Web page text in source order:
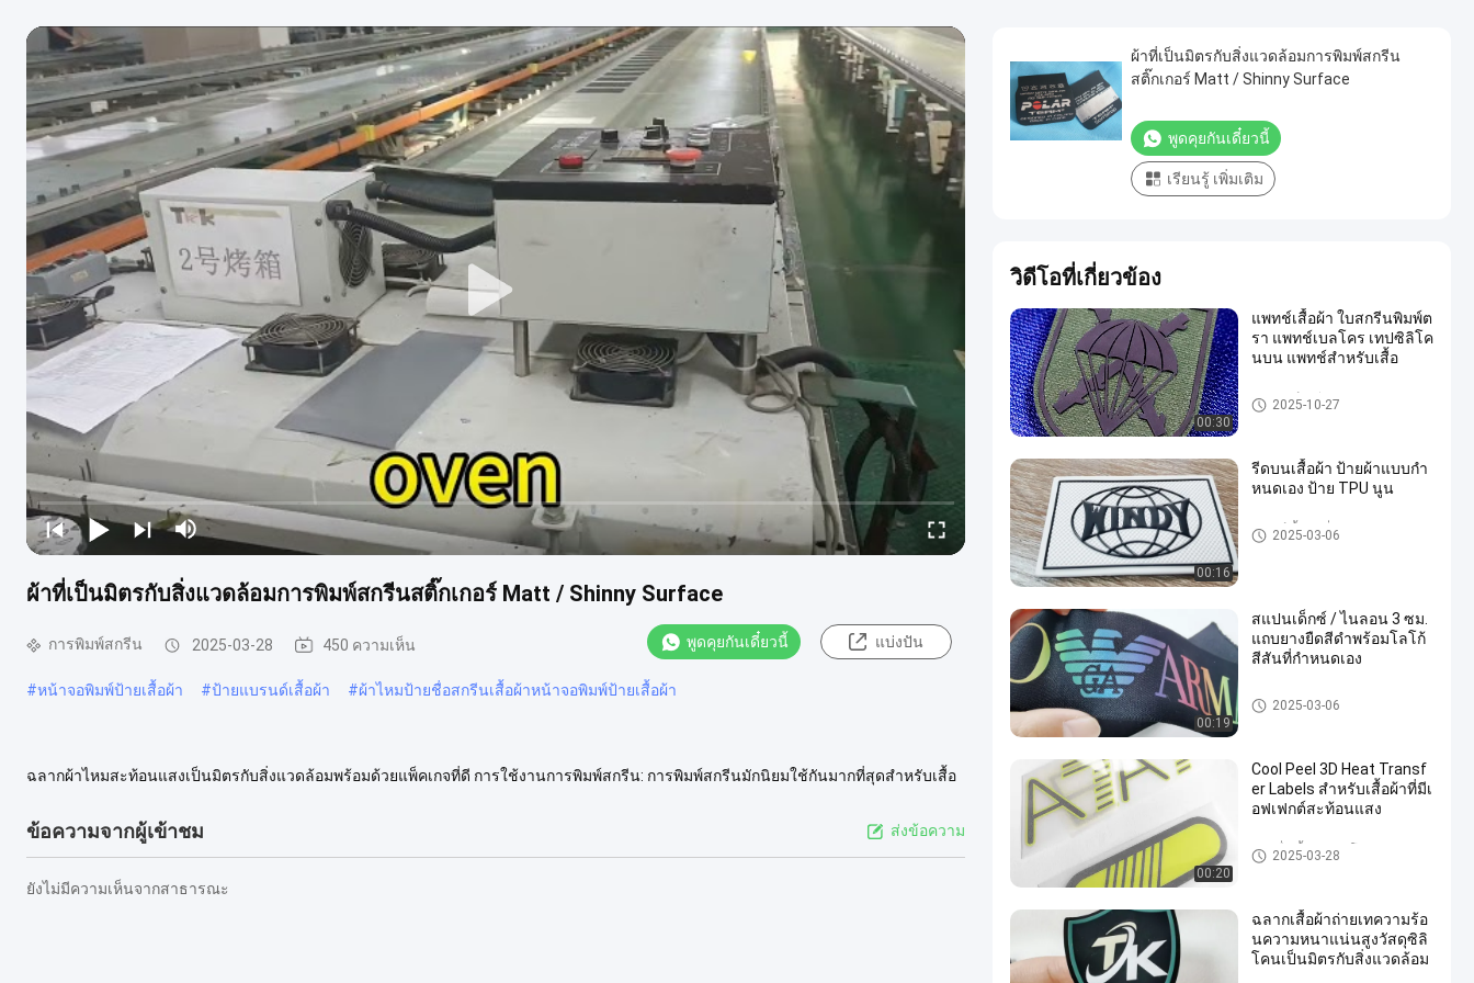
ผ้าที่เป็นมิตรกับสิ่งแวดล้อมการพิมพ์สกรีนสติ๊กเกอร์ Matt / Shinny Surface
การพิมพ์สกรีน 2025-03-28 450 ความเห็น พูดคุยกันเดี๋ยวนี้ แบ่งปัน
#หน้าจอพิมพ์ป้ายเสื้อผ้า #ป้ายแบรนด์เสื้อผ้า #ผ้าไหมป้ายชื่อสกรีนเสื้อผ้าหน้าจอพิมพ์ป้ายเสื้อผ้า
ฉลากผ้าไหมสะท้อนแสงเป็นมิตรกับสิ่งแวดล้อมพร้อมด้วยแพ็คเกจที่ดี การใช้งานการพิมพ์สกรีน: การพิมพ์สกรีนมักนิยมใช้กันมากที่สุดสำหรับเสื้อ
ข้อความจากผู้เข้าชม ส่งข้อความ
ยังไม่มีความเห็นจากสาธารณะ
ผ้าที่เป็นมิตรกับสิ่งแวดล้อมการพิมพ์สกรีน
สติ๊กเกอร์ Matt / Shinny Surface
พูดคุยกันเดี๋ยวนี้
เรียนรู้ เพิ่มเติม
วิดีโอที่เกี่ยวข้อง
00:30
แพทช์เสื้อผ้า ใบสกรีนพิมพ์ต
รา แพทช์เบลโคร เทปซิลิโค
นบน แพทช์สําหรับเสื้อ
การพิมพ์สกรีน
2025-10-27
00:16
รีดบนเสื้อผ้า ป้ายผ้าแบบกำ
หนดเอง ป้าย TPU นูน
แพทช์เสื้อผ้าที่กำหนดเอง
2025-03-06
00:19
สแปนเด็กซ์ / ไนลอน 3 ซม.
แถบยางยืดสีดำพร้อมโลโก้
สีสันที่กำหนดเอง
สายรัด2025-03-06
00:20
Cool Peel 3D Heat Transf
er Labels สำหรับเสื้อผ้าที่มีเ
อฟเฟกต์สะท้อนแสง
ป้ายชื่อเสื้อผ้าถ่ายโอนความร้อน
2025-03-28
ฉลากเสื้อผ้าถ่ายเทความร้อ
นความหนาแน่นสูงวัสดุซิลิ
โคนเป็นมิตรกับสิ่งแวดล้อม